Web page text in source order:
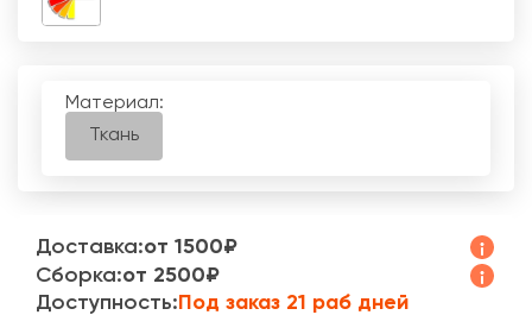
Материал:
Ткань
Доставка:от 1500₽
Сборка:от 2500₽
Доступность: Под заказ 21 раб дней